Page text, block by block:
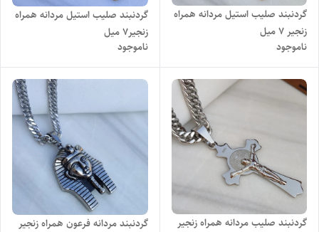
گردنبند صلیب استیل مردانه همراه
زنجیر ۷ میل
ناموجود
گردنبند صلیب استیل مردانه همراه
زنجیر۷ میل
ناموجود
گردنبند صلیب مردانه همراه زنجیر
گردنبند مردانه فرعون همراه زنجیر